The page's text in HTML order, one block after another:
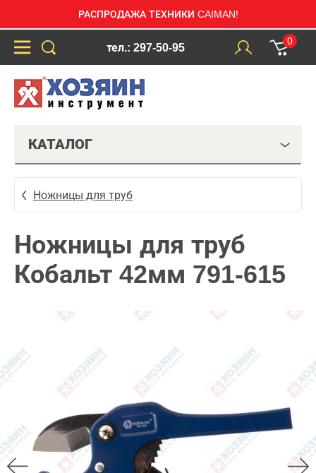
РАСПРОДАЖА ТЕХНИКИ CAIMAN!
тел.: 297-50-95
0
КАТАЛОГ
Ножницы для труб
Ножницы для труб
Кобальт 42мм 791-615